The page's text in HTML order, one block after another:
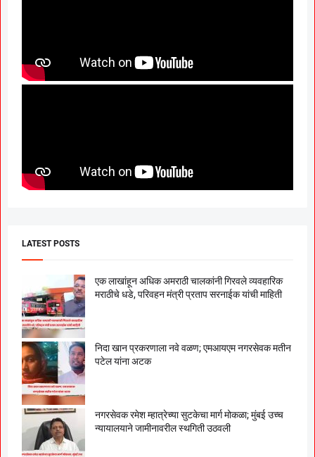
LATEST POSTS
एक लाखांहून अधिक अमराठी चालकांनी गिरवले व्यवहारिक
मराठीचे धडे, परिवहन मंत्री प्रताप सरनाईक यांची माहिती
निदा खान प्रकरणाला नवे वळण; एमआयएम नगरसेवक मतीन
पटेल यांना अटक
नगरसेवक रमेश म्हात्रेच्या सुटकेचा मार्ग मोकळा; मुंबई उच्च
न्यायालयाने जामीनावरील स्थगिती उठवली